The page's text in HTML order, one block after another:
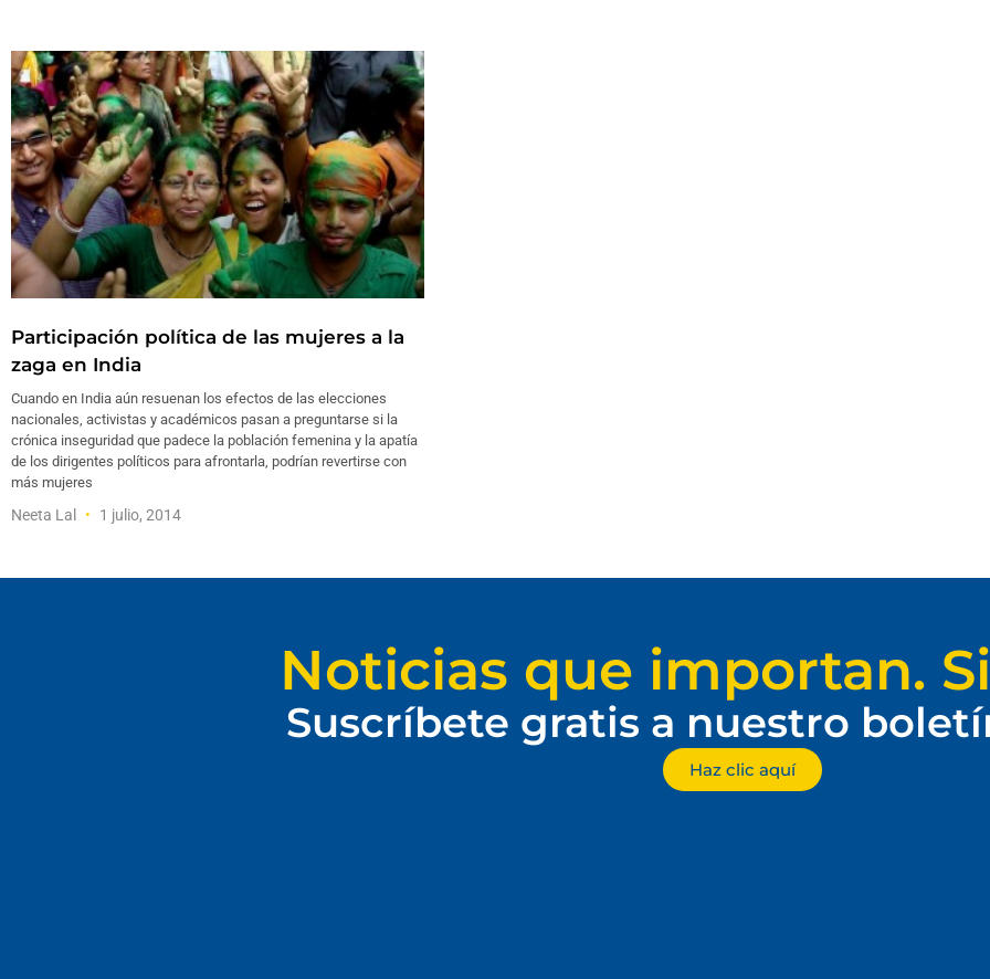
Participación política de las mujeres a la
zaga en India
Cuando en India aún resuenan los efectos de las elecciones
nacionales, activistas y académicos pasan a preguntarse si la
crónica inseguridad que padece la población femenina y la apatía
de los dirigentes políticos para afrontarla, podrían revertirse con
más mujeres
Neeta Lal 1 julio, 2014
Noticias que importan.
Suscríbete gratis a nuestro
Haz clic aquí